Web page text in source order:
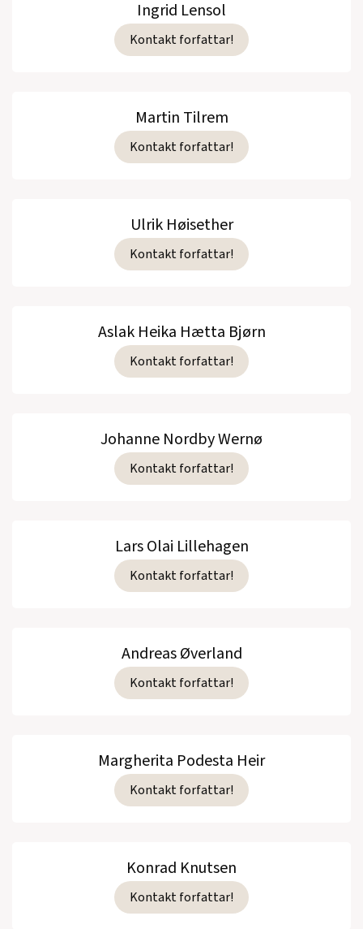
Ingrid Lensol
Kontakt forfattar!
Martin Tilrem
Kontakt forfattar!
Ulrik Høisether
Kontakt forfattar!
Aslak Heika Hætta Bjørn
Kontakt forfattar!
Johanne Nordby Wernø
Kontakt forfattar!
Lars Olai Lillehagen
Kontakt forfattar!
Andreas Øverland
Kontakt forfattar!
Margherita Podesta Heir
Kontakt forfattar!
Konrad Knutsen
Kontakt forfattar!